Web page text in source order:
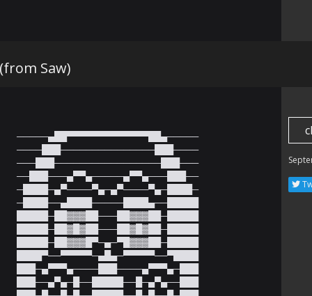
Saw)
─────▄██▀▀▀▀▀▀▀▀▀▀▀▀▀██▄─────
────███───────────────███────
───███─────────────────███───
──███───▄▀▀▄─────▄▀▀▄───███──
─████─▄▀────▀▄─▄▀────▀▄─████─
─████──▄████─────████▄──█████
█████─██▓▓▓██───██▓▓▓██─█████
█████─██▓█▓██───██▓█▓██─█████
█████─██▓▓▓█▀─▄─▀█▓▓▓██─█████
████▀──▀▀▀▀▀─▄█▄─▀▀▀▀▀──▀████
███─▄▀▀▀▄────███────▄▀▀▀▄─███
███──▄▀▄─█──█████──█─▄▀▄──███